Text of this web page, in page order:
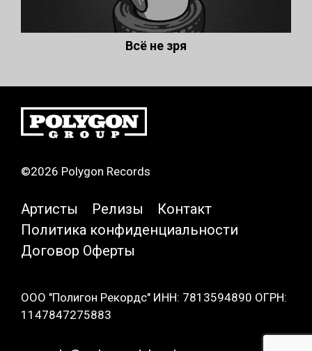
Всё не зря
©2026 Polygon Records
Артисты Релизы
Контакт
Политика конфиденциальности
Договор Оферты
ООО "Полигон Рекордс" ИНН: 7813594890 ОГРН:
1147847275883